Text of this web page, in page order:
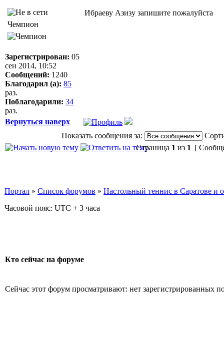
Чемпион
Зарегистрирован: 05
сен 2014, 10:52
Сообщений: 1240
Благодарил (а): 85
раз.
Поблагодарили: 34
раз.
Ибраеву Азизу запишите пожалуйста
Вернуться наверх
Показать сообщения за:
Страница 1 из 1 [
Портал » Список форумов » Настольный теннис в Саратове и
Часовой пояс: UTC + 3 часа
Кто сейчас на форуме
Сейчас этот форум просматривают: нет зарегистрированных